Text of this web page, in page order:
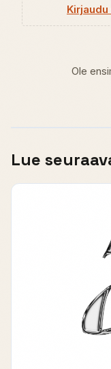
Ole
Lue